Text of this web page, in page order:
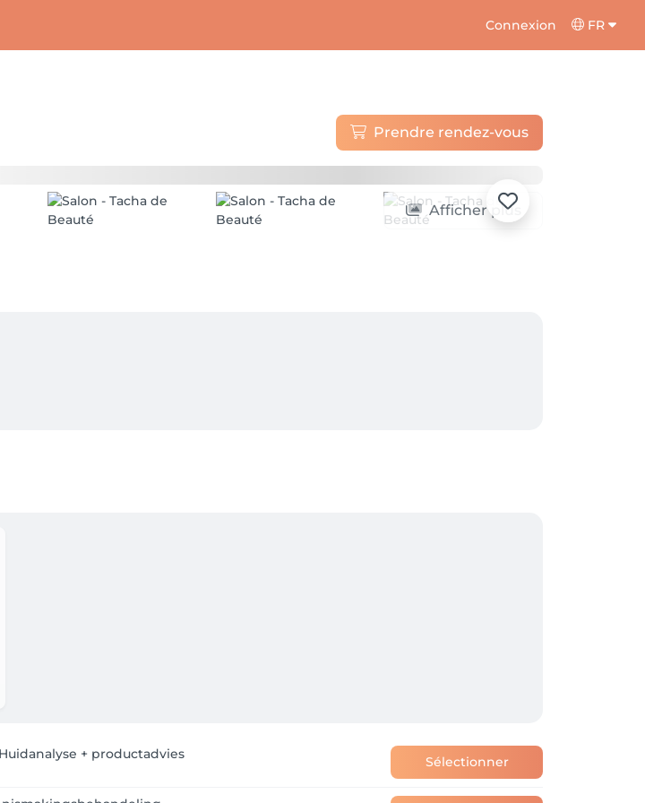
Connexion FR
Prendre rendez-vous
Afficher plus
24 uur voor de afspraak ontvang je een persoonlijke herinneringsmail.
volgende afspraak is geboekt. Hier kun je ook zelf je afspraak verplaatsen of tot
de Playstore of Appstore en log in met je bestaande account om je
maar wilt!
+ productadvies Sélectionner